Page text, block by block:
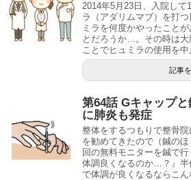
2014年5月23日、入院して
ラ（アダリムマブ）を打
ミラを何度かやったこと
とだろうか…。その時は大
ことでヒュミラの使用を中
記事
第64話 Gキャップ
に肺炎も発症
整体をするつもりで整骨
を勧めてきたので（鍼の
回の無料モニターを鍼で
体調良くなるのか…？』半
で体調が良くなるならこん